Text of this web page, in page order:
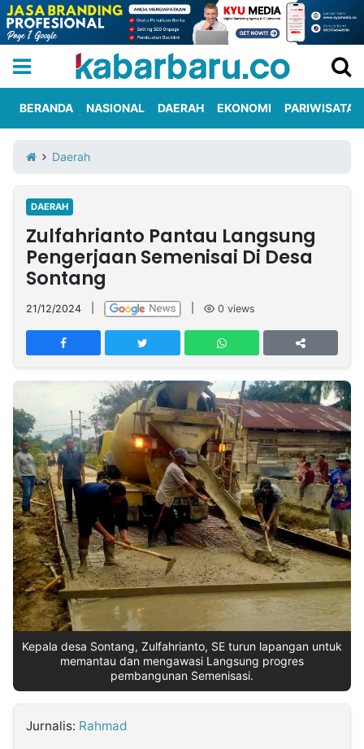
Iklan
Berita
Kami
Nasional
International
Olahraga
Entertainment
Daerah
Pariwisata
Kuliner
Kolom
Network
PT
TREETAN
INDONESIA
Partner
Insight
NTB
Suara
Time
Lens
IDN
Daily
Jogja
Jalan
Rakyat
Idealita
News
Kita
Notice
Radar
Baru
Seedbacklink
Follow
Kabarbaru
BERANDA NASIONAL DAERAH EKONOMI PARIWISATA
Daerah
DAERAH
Zulfahrianto Pantau Langsung
Pengerjaan Semenisai Di Desa
Sontang
21/12/2024 0 views
Kepala desa Sontang, Zulfahrianto, SE turun lapangan untuk
memantau dan mengawasi Langsung progres
pembangunan Semenisasi.
Jurnalis: Rahmad